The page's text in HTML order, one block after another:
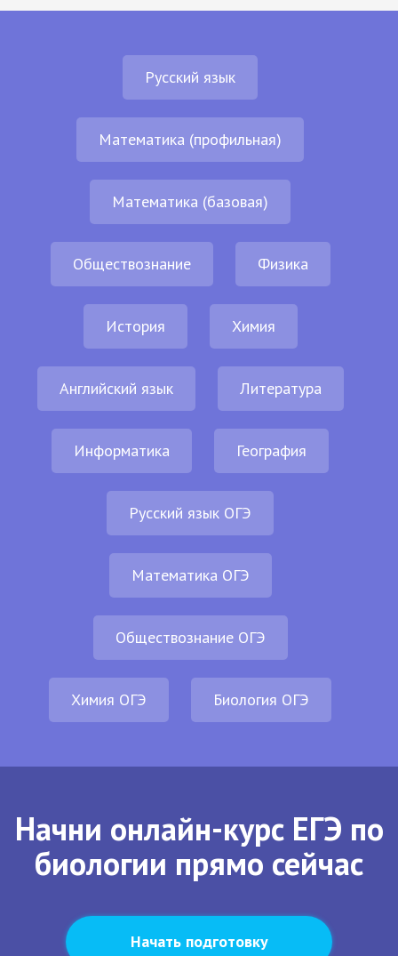
Русский язык
Математика (профильная)
Математика (базовая)
Обществознание Физика
История Химия
Английский язык Литература
Информатика География
Русский язык ОГЭ
Математика ОГЭ
Обществознание ОГЭ
Химия ОГЭ Биология ОГЭ
Начни онлайн-курс ЕГЭ по
биологии прямо сейчас
Начать подготовку